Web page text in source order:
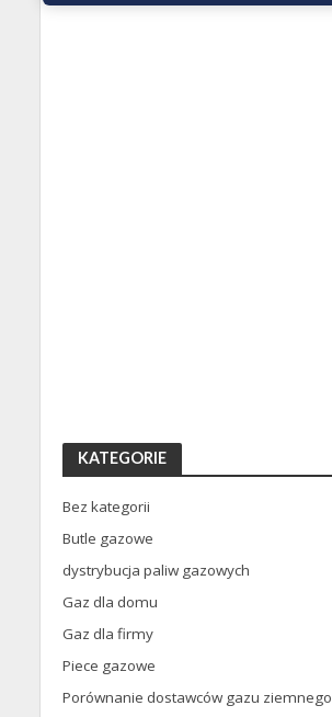
KATEGORIE
Bez kategorii
Butle gazowe
dystrybucja paliw gazowych
Gaz dla domu
Gaz dla firmy
Piece gazowe
Porównanie dostawców gazu ziemnego